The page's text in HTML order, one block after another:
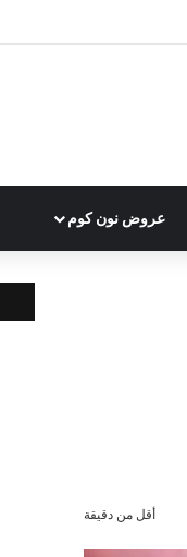
عروض نون كوم
أقل من دقيقة